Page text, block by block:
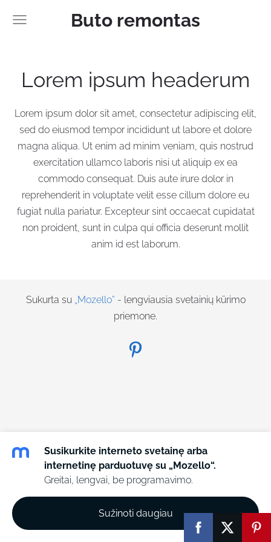
Buto remontas
Lorem ipsum headerum
Lorem ipsum dolor sit amet, consectetur adipiscing elit,
sed do eiusmod tempor incididunt ut labore et dolore
magna aliqua. Ut enim ad minim veniam, quis nostrud
exercitation ullamco laboris nisi ut aliquip ex ea
commodo consequat. Duis aute irure dolor in
reprehenderit in voluptate velit esse cillum dolore eu
fugiat nulla pariatur. Excepteur sint occaecat cupidatat
non proident, sunt in culpa qui officia deserunt mollit
anim id est laborum.
Sukurta su „Mozello” - lengviausia svetainių kūrimo
priemone.
Susikurkite interneto svetainę arba
internetinę parduotuvę su „Mozello“.
Greitai, lengvai, be programavimo.
Sužinoti daugiau